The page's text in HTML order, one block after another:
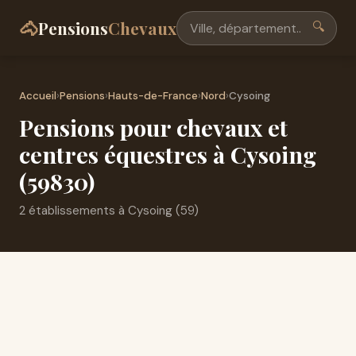
🐴PensionsChevaux 🔍
Accueil›Pensions›Hauts-de-France›Nord›Cysoing
Pensions pour chevaux et
centres équestres à Cysoing
(59830)
2 établissements à Cysoing (59)